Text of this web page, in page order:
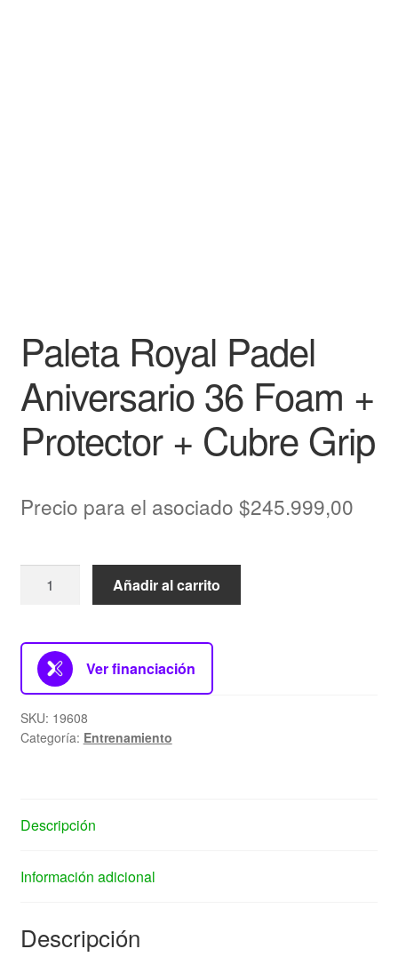
Paleta Royal Padel
Aniversario 36 Foam +
Protector + Cubre Grip
Precio para el asociado $245.999,00
Añadir al carrito
Ver financiación
SKU: 19608
Categoría: Entrenamiento
Descripción
Información adicional
Descripción